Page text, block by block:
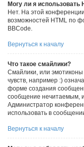
Могу ли я использовать
Нет. На этой
возможностей HTML по
BBCode.
Вернуться к началу
Что такое смайлики?
Смайлики, или
чувств, например :)
форме создания
сообщение нечитаемым,
Администратор
использовать в
Вернуться к началу